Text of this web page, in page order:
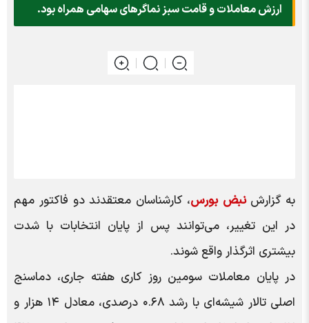
ارزش معاملات و قامت سبز نماگرهای سهامی همراه بود.
به گزارش نبض بورس، کارشناسان معتقدند دو فاکتور مهم
در این تغییر، می‌توانند پس از پایان انتخابات با شدت
بیشتری اثرگذار واقع شوند.
در پایان معاملات سومین روز کاری هفته جاری، دماسنج
اصلی تالار شیشه‌ای با رشد ۰.۶۸ درصدی، معادل ۱۴ هزار و